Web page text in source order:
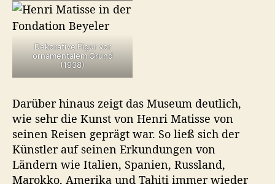
Dekorative Figur vor
ornamentalem Grund
(1938)
Darüber hinaus zeigt das Museum deutlich,
wie sehr die Kunst von Henri Matisse von
seinen Reisen geprägt war. So ließ sich der
Künstler auf seinen Erkundungen von
Ländern wie Italien, Spanien, Russland,
Marokko, Amerika und Tahiti immer wieder